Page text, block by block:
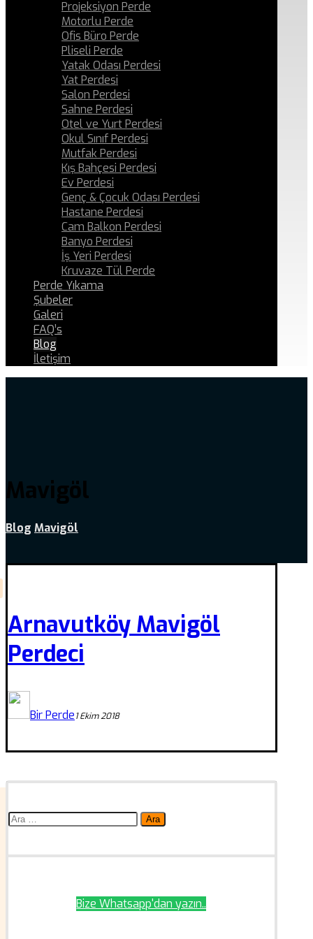
Projeksiyon Perde
Motorlu Perde
Ofis Büro Perde
Pliseli Perde
Yatak Odası Perdesi
Yat Perdesi
Salon Perdesi
Sahne Perdesi
Otel ve Yurt Perdesi
Okul Sınıf Perdesi
Mutfak Perdesi
Kış Bahçesi Perdesi
Ev Perdesi
Genç & Çocuk Odası Perdesi
Hastane Perdesi
Cam Balkon Perdesi
Banyo Perdesi
İş Yeri Perdesi
Kruvaze Tül Perde
Perde Yıkama
Şubeler
Galeri
FAQ’s
Blog
İletişim
Mavigöl
Blog Mavigöl
Arnavutköy Mavigöl
Perdeci
Bir Perde1 Ekim 2018
Arama:
Bize Whatsapp'dan yazın..